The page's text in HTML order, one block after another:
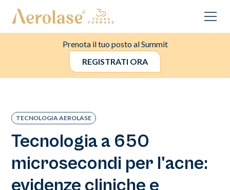
Prenota il tuo posto al Summit
REGISTRATI ORA
TECNOLOGIA AEROLASE
Tecnologia a 650
microsecondi per l'acne:
evidenze cliniche e